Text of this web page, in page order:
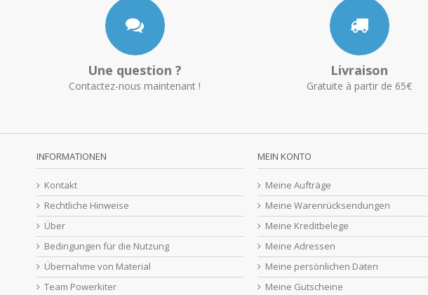
Une question ?
Contactez-nous maintenant !
Livraison
Gratuite à partir de 65€
INFORMATIONEN
Kontakt
Rechtliche Hinweise
Über
Bedingungen für die Nutzung
Übernahme von Material
Team Powerkiter
MEIN KONTO
Meine Aufträge
Meine Warenrücksendungen
Meine Kreditbelege
Meine Adressen
Meine persönlichen Daten
Meine Gutscheine